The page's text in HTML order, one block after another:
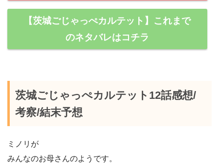
【茨城ごじゃっぺカルテット】これまで
のネタバレはコチラ
茨城ごじゃっぺカルテット12話感想/
考察/結末予想
ミノリが
みんなのお母さんのようです。